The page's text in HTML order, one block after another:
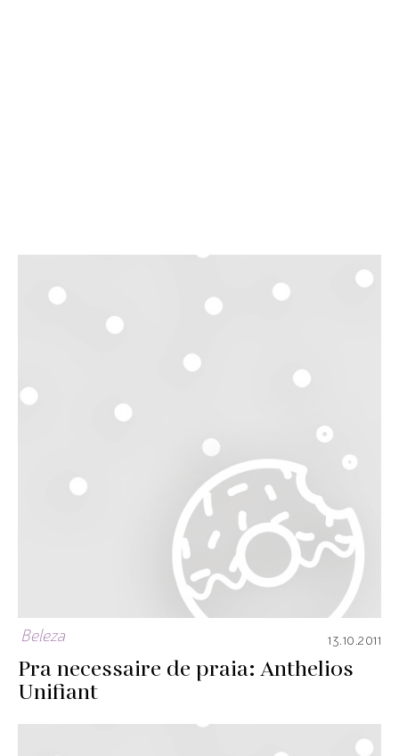
Beleza 13.10.2011
Pra necessaire de praia: Anthelios
Unifiant